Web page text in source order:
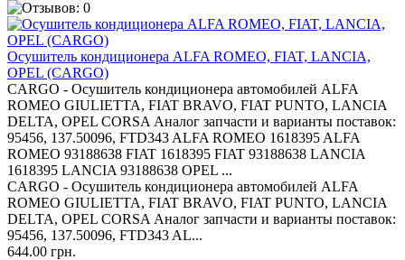
Осушитель кондиционера ALFA ROMEO, FIAT, LANCIA,
OPEL (CARGO)
CARGO - Осушитель кондиционера автомобилей ALFA
ROMEO GIULIETTA, FIAT BRAVO, FIAT PUNTO, LANCIA
DELTA, OPEL CORSA Аналог запчасти и варианты поставок:
95456, 137.50096, FTD343 ALFA ROMEO 1618395 ALFA
ROMEO 93188638 FIAT 1618395 FIAT 93188638 LANCIA
1618395 LANCIA 93188638 OPEL ...
CARGO - Осушитель кондиционера автомобилей ALFA
ROMEO GIULIETTA, FIAT BRAVO, FIAT PUNTO, LANCIA
DELTA, OPEL CORSA Аналог запчасти и варианты поставок:
95456, 137.50096, FTD343 AL...
644.00 грн.